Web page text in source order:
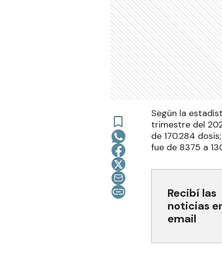
Según la
trimestre del
de 170.284
fue de 8375 a
Recibí las
noticias
email